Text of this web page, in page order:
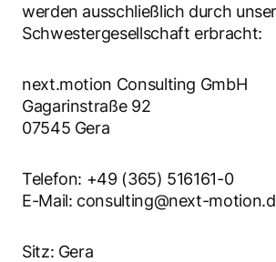
werden ausschließlich durch
Schwestergesellschaft erbracht:
next.motion Consulting GmbH
Gagarinstraße 92
07545 Gera
Telefon: +49 (365) 516161-0
E-Mail: consulting@next-
Sitz: Gera